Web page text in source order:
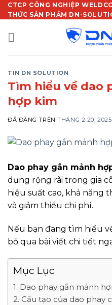
Chuyển
đến
nội
dung
CTCP CÔNG NGHIỆP
THỨC SẢN PHẨM DN-
TIN DN SOLUTION
Tìm hiểu về dao
hợp kim
ĐÃ ĐĂNG TRÊNTHÁNG 2 20, 2025
Dao phay gắn mảnh
dụng rộng rãi trong gia
hiệu suất cao, khả năng
và giảm thiểu chi phí.
Nếu bạn đang tìm hiểu
bỏ qua bài viết chi tiết
Mục Lục
1. Dao phay gắn mảnh
2. Cấu tạo của dao phay